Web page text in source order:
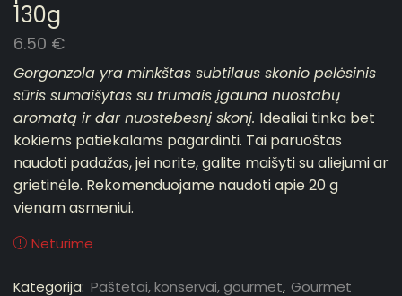
130g
6.50 €
Gorgonzola yra minkštas subtilaus skonio pelėsinis
sūris sumaišytas su trumais įgauna nuostabų
aromatą ir dar nuostebesnį skonį. Idealiai tinka bet
kokiems patiekalams pagardinti. Tai paruoštas
naudoti padažas, jei norite, galite maišyti su aliejumi ar
grietinėle. Rekomenduojame naudoti apie 20 g
vienam asmeniui.
Neturime
Kategorija: Paštetai, konservai, gourmet, Gourmet